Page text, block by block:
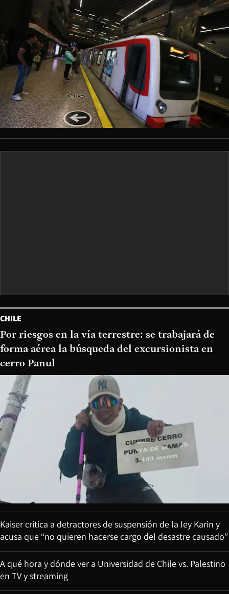
CHILE
Por riesgos en la vía terrestre: se trabajará de
forma aérea la búsqueda del excursionista en
cerro Panul
Kaiser critica a detractores de suspensión de la ley Karin y
acusa que “no quieren hacerse cargo del desastre causado”
A qué hora y dónde ver a Universidad de Chile vs. Palestino
en TV y streaming